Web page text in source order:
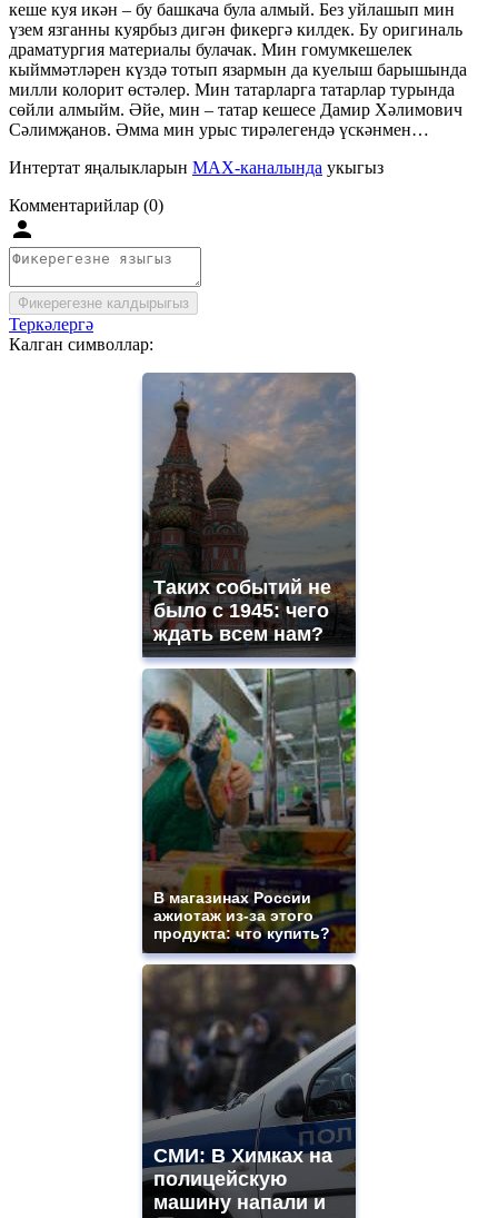
кеше куя икән – бу башкача була алмый. Без уйлашып мин
үзем язганны куярбыз дигән фикергә килдек. Бу оригиналь
драматургия материалы булачак. Мин гомумкешелек
кыйммәтләрен күздә тотып язармын да куелыш барышында
милли колорит өстәлер. Мин татарларга татарлар турында
сөйли алмыйм. Әйе, мин – татар кешесе Дамир Хәлимович
Сәлимҗанов. Әмма мин урыс тирәлегендә үскәнмен…
Интертат яңалыкларын MAX-каналында укыгыз
Комментарийлар (0)
Фикерегезне калдырыгыз
Теркәлергә
Калган символлар:
Таких событий не
было с 1945: чего
ждать всем нам?
В магазинах России
ажиотаж из-за этого
продукта: что купить?
СМИ: В Химках на
полицейскую
машину напали и